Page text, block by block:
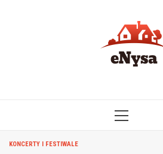
PRIMARY
KONCERTY I FESTIWALE